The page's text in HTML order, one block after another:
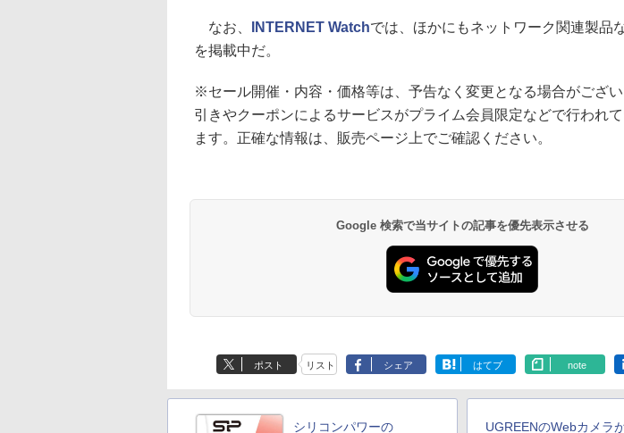
なお、 INTERNET Watchでは、ほかにもネットワーク関連製品
を掲載中だ。
※セール開催・内容・価格等は、予告なく変更となる場合がござ
引きやクーポンによるサービスがプライム会員限定などで行われ
ます。正確な情報は、販売ページ上でご確認ください。
Google 検索で当サイトの記事を優先表示させる
ポスト リスト シェア はてブ note
シリコンパワーの
UGREENのWebカメラ